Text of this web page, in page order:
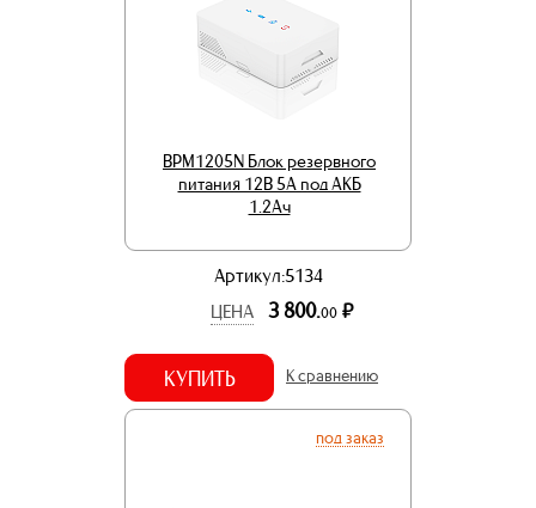
BPM1205N Блок резервного
питания 12В 5А под АКБ
1.2Ач
Артикул:5134
ЦЕНА
3 800.00 р.
КУПИТЬ К сравнению
под заказ